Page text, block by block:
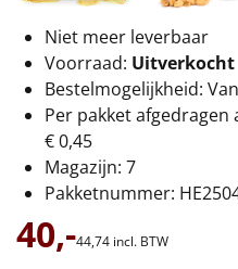
€100 en hoger
Alle kerstpakketten 2026
Thema
Origineel
Niet meer leverbaar
Voorraad: Uitverkocht
Bestelmogelijkheid:
Per pakket afgedragen
€ 0,45
Magazijn: 7
Pakketnummer:
40,-44,74 incl. BTW